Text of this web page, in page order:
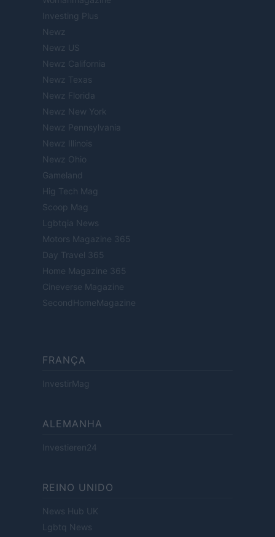
Investing Plus
Newz
Newz US
Newz California
Newz Texas
Newz Florida
Newz New York
Newz Pennsylvania
Newz Illinois
Newz Ohio
Gameland
Hig Tech Mag
Scoop Mag
Lgbtqia News
Motors Magazine 365
Day Travel 365
Home Magazine 365
Cineverse Magazine
SecondHomeMagazine
FRANÇA
InvestirMag
ALEMANHA
Investieren24
REINO UNIDO
News Hub UK
Lgbtq News